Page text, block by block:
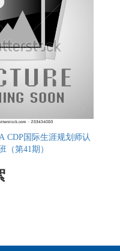
CDP国际生涯规划师认
（第41期）